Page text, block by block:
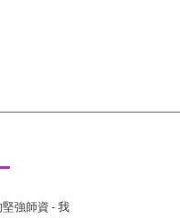
強師資 - 我